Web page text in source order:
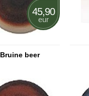
Bruine beer
45,90
eur